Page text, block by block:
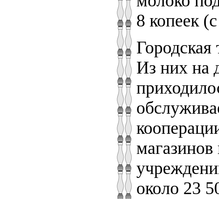
8 копеек
Городская
Из них на
около 23